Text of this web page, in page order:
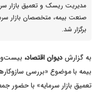
مدیریت ریسک و تعمیق بازار
صنعت بیمه، متخصصان بازار
برگزار شد.
به گزارشدیوان اقتصاد،
بیمه با موضوع «بررسی
تعمیق بازار سرمایه» با حضور